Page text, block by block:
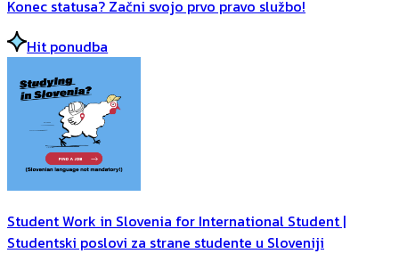
Konec statusa? Začni svojo prvo pravo službo!
Hit ponudba
Student Work in Slovenia for International Student |
Studentski poslovi za strane studente u Sloveniji